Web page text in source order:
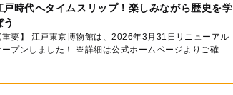
戸時代へタイムスリップ！楽しみながら歴史を学
う
重要】 江戸東京博物館は、2026年3月31日リニューアル
ープンしました！ ※詳細は公式ホームページよりご確認